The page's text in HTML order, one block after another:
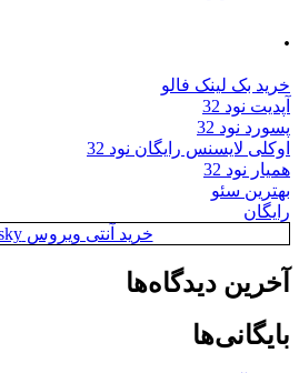
.
خرید بک لینک فالو
آپدیت نود 32
پسورد نود 32
اوکلی لایسنس رایگان نود 32
همیار نود 32
بهترین سئو
رایگان
خرید آنتی ویروس Kaspersky
آخرین دیدگاه‌ها
بایگانی‌ها